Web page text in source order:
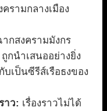
รามกลางเมือง
ากสงครามมังกร
กนำเสนออย่างยิ่ง
เป็นซีรีส์เรือธงของ
าว: เรื่องราวไม่ได้